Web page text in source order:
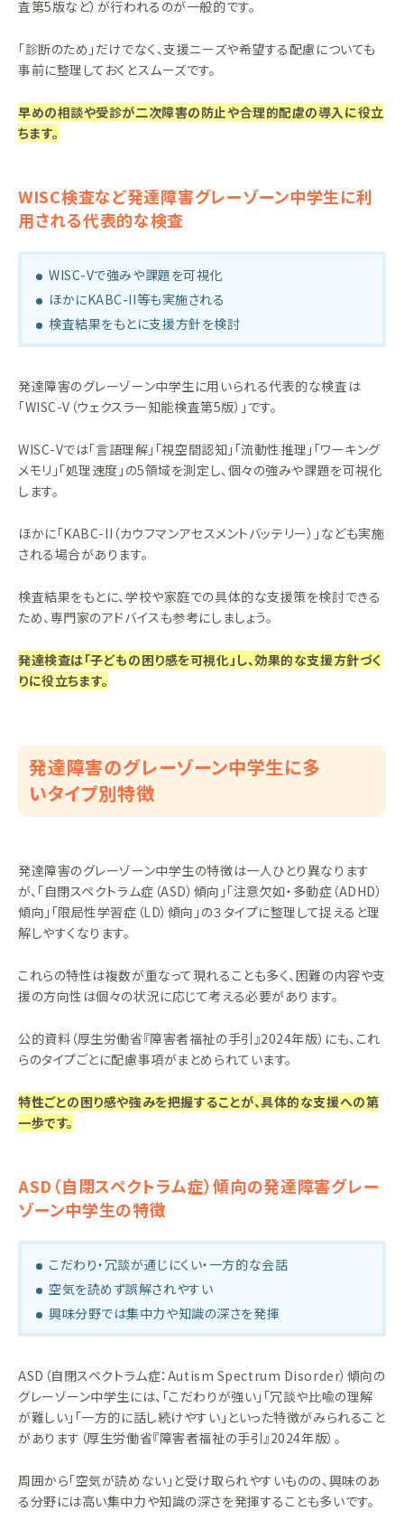
査第5版など）が行われるのが一般的です。
「診断のため」だけでなく、支援ニーズや希望する配慮についても
事前に整理しておくとスムーズです。
早めの相談や受診が二次障害の防止や合理的配慮の導入に役立
ちます。
WISC検査など発達障害グレーゾーン中学生に利
用される代表的な検査
WISC-Vで強みや課題を可視化
ほかにKABC-II等も実施される
検査結果をもとに支援方針を検討
発達障害のグレーゾーン中学生に用いられる代表的な検査は
「WISC-V（ウェクスラー知能検査第5版）」です。
WISC-Vでは「言語理解」「視空間認知」「流動性推理」「ワーキング
メモリ」「処理速度」の5領域を測定し、個々の強みや課題を可視化
します。
ほかに「KABC-II（カウフマンアセスメントバッテリー）」なども実施
される場合があります。
検査結果をもとに、学校や家庭での具体的な支援策を検討できる
ため、専門家のアドバイスも参考にしましょう。
発達検査は「子どもの困り感を可視化」し、効果的な支援方針づく
りに役立ちます。
発達障害のグレーゾーン中学生に多
いタイプ別特徴
発達障害のグレーゾーン中学生の特徴は一人ひとり異なります
が、「自閉スペクトラム症（ASD）傾向」「注意欠如・多動症（ADHD）
傾向」「限局性学習症（LD）傾向」の３タイプに整理して捉えると理
解しやすくなります。
これらの特性は複数が重なって現れることも多く、困難の内容や支
援の方向性は個々の状況に応じて考える必要があります。
公的資料（厚生労働省『障害者福祉の手引』2024年版）にも、これ
らのタイプごとに配慮事項がまとめられています。
特性ごとの困り感や強みを把握することが、具体的な支援への第
一歩です。
ASD（自閉スペクトラム症）傾向の発達障害グレー
ゾーン中学生の特徴
こだわり・冗談が通じにくい・一方的な会話
空気を読めず誤解されやすい
興味分野では集中力や知識の深さを発揮
ASD（自閉スペクトラム症：Autism Spectrum Disorder）傾向の
グレーゾーン中学生には、「こだわりが強い」「冗談や比喩の理解
が難しい」「一方的に話し続けやすい」といった特徴がみられること
があります（厚生労働省『障害者福祉の手引』2024年版）。
周囲から「空気が読めない」と受け取られやすいものの、興味のあ
る分野には高い集中力や知識の深さを発揮することも多いです。